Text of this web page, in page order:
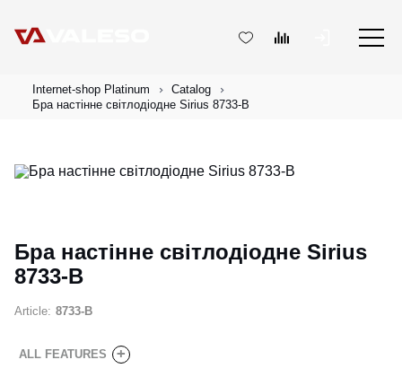
Internet-shop Platinum
Catalog
Бра настінне світлодіодне Sirius 8733-B
Бра настінне світлодіодне Sirius
8733-B
Article: 8733-B
ALL FEATURES +